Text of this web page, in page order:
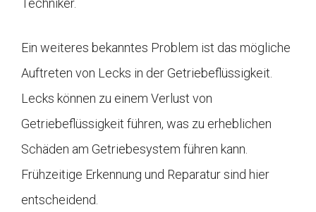
Ein weiteres bekanntes Problem ist das mögliche
Auftreten von Lecks in der Getriebeflüssigkeit.
Lecks können zu einem Verlust von
Getriebeflüssigkeit führen, was zu erheblichen
Schäden am Getriebesystem führen kann.
Frühzeitige Erkennung und Reparatur sind hier
entscheidend.